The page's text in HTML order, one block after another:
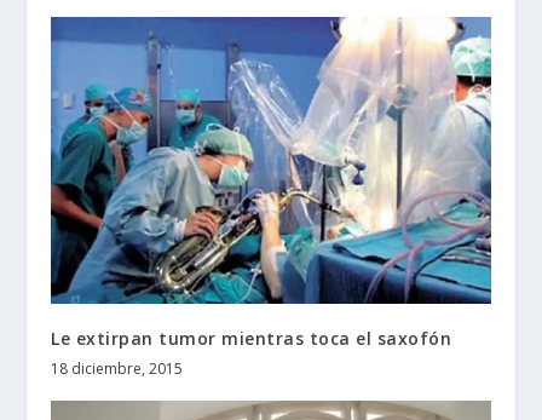
Le extirpan tumor mientras toca el saxofón
18 diciembre, 2015